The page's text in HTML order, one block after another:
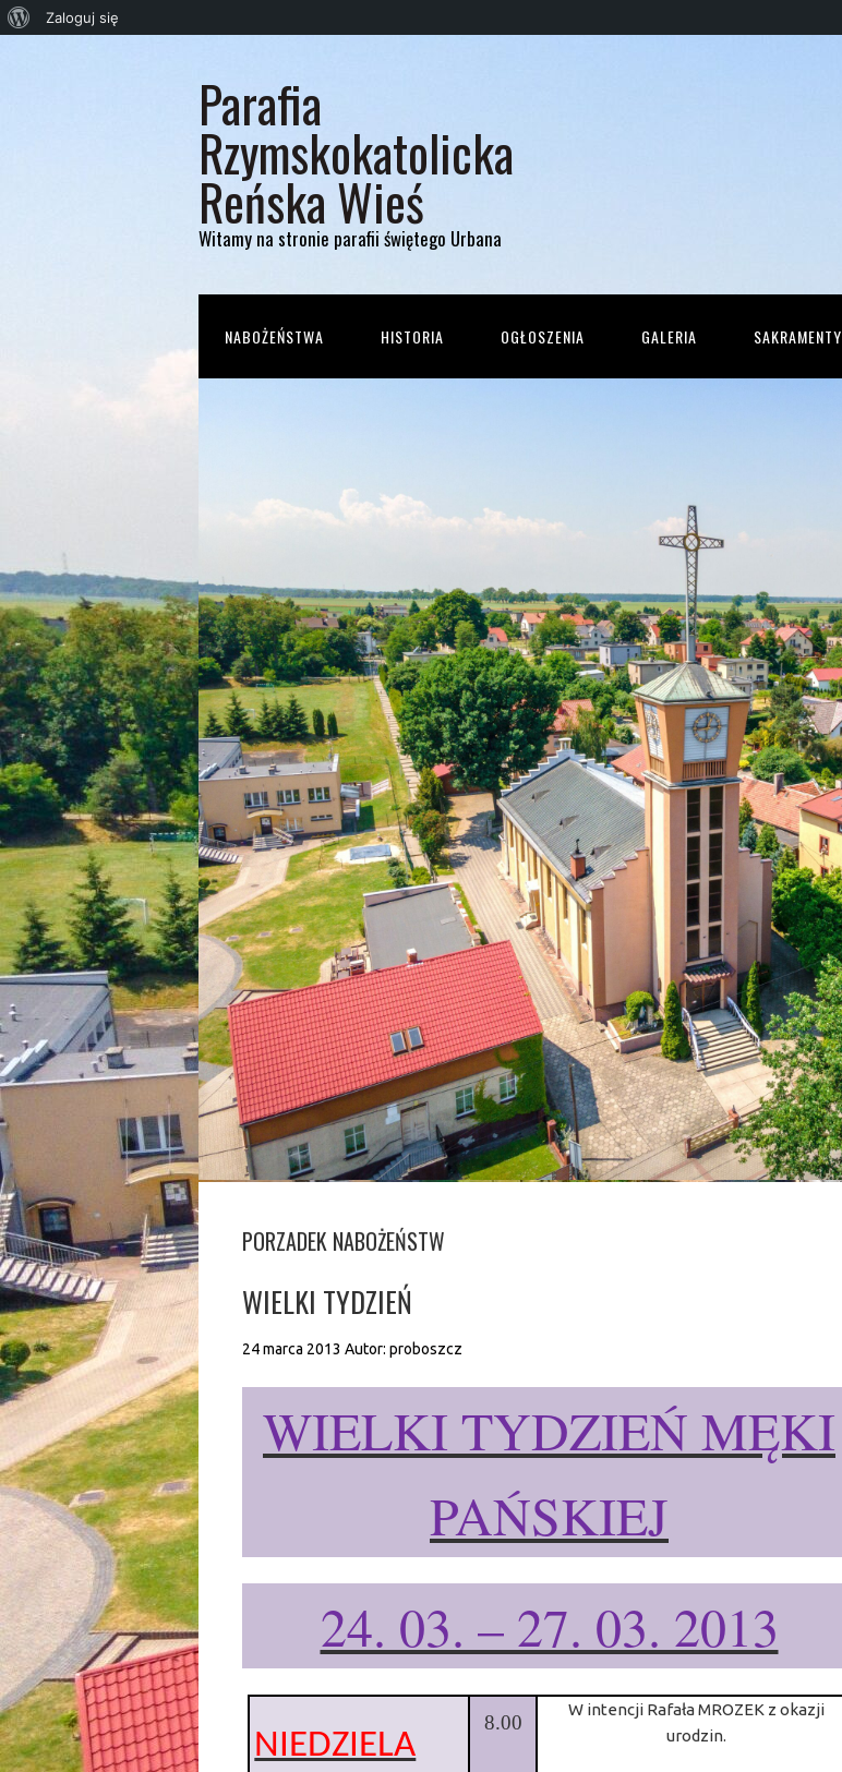
Parafia
Rzymskokatolicka
Reńska Wieś
Witamy na stronie parafii świętego Urbana
NABOŻEŃSTWA HISTORIA OGŁOSZENIA GALERIA SAKRAMENTY
PORZADEK NABOŻEŃSTW
WIELKI TYDZIEŃ
24 marca 2013 Autor: proboszcz
WIELKI TYDZIEŃ MĘKI
PAŃSKIEJ
24. 03. – 27. 03. 2013
NIEDZIELA
8.00
W intencji Rafała MROZEK z okazji
urodzin.
Zaloguj się